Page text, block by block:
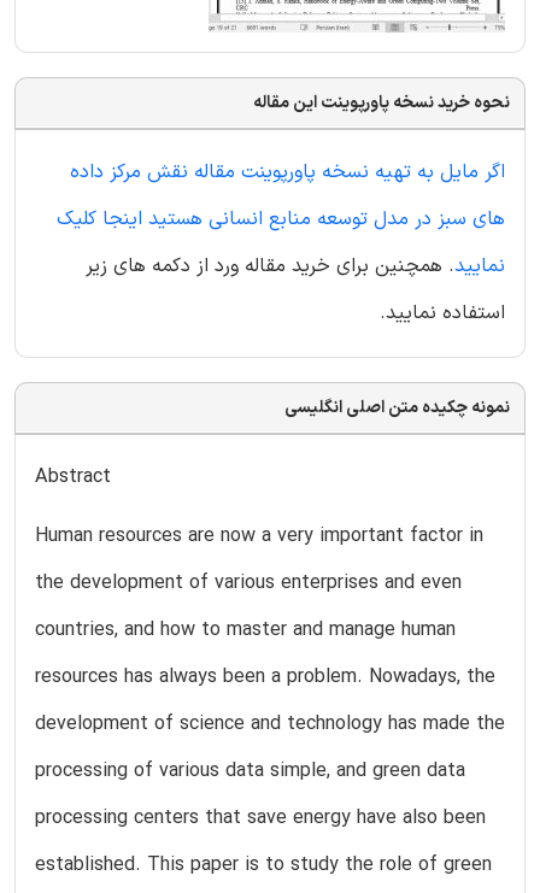
نحوه خرید نسخه پاورپوینت این مقاله
اگر مایل به تهیه نسخه پاورپوینت مقاله نقش مرکز داده
های سبز در مدل توسعه منابع انسانی هستید اینجا کلیک
نمایید. همچنین برای خرید مقاله ورد از دکمه های زیر
استفاده نمایید.
نمونه چکیده متن اصلی انگلیسی
Abstract
Human resources are now a very important factor in
the development of various enterprises and even
countries, and how to master and manage human
resources has always been a problem. Nowadays, the
development of science and technology has made the
processing of various data simple, and green data
processing centers that save energy have also been
established. This paper is to study the role of green